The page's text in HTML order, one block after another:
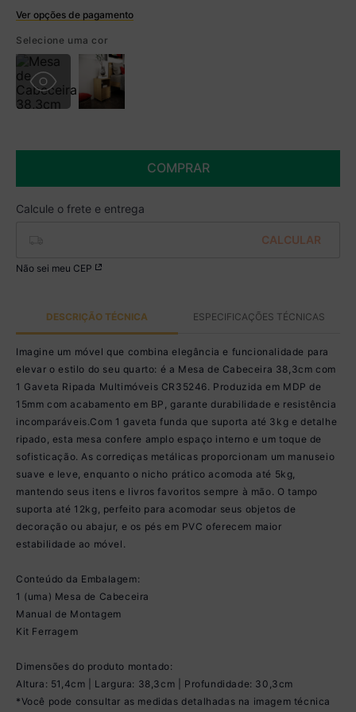
Ver opções de pagamento
R$ 284,99 à vista no Boleto
(5% de desconto)
Você economiza R$ 15,00
Selecione uma cor
COMPRAR
Não sei meu CEP
DESCRIÇÃO TÉCNICA ESPECIFICAÇÕES TÉCNICAS
Imagine um móvel que combina elegância e funcionalidade para
elevar o estilo do seu quarto: é a Mesa de Cabeceira 38,3cm com
1 Gaveta Ripada Multimóveis CR35246. Produzida em MDP de
15mm com acabamento em BP, garante durabilidade e resistência
incomparáveis.Com 1 gaveta funda que suporta até 3kg e detalhe
ripado, esta mesa confere amplo espaço interno e um toque de
sofisticação. As corrediças metálicas proporcionam um manuseio
suave e leve, enquanto o nicho prático acomoda até 5kg,
mantendo seus itens e livros favoritos sempre à mão. O tampo
suporta até 12kg, perfeito para acomodar seus objetos de
decoração ou abajur, e os pés em PVC oferecem maior
estabilidade ao móvel.
Conteúdo da Embalagem:
1 (uma) Mesa de Cabeceira
Manual de Montagem
Kit Ferragem
Dimensões do produto montado:
Altura: 51,4cm | Largura: 38,3cm | Profundidade: 30,3cm
*Você pode consultar as medidas detalhadas na imagem técnica